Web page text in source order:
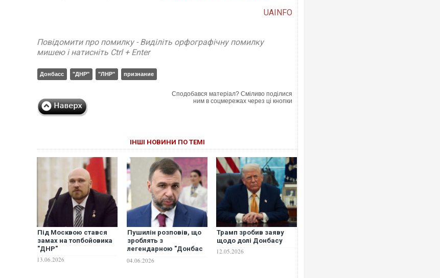
UAINFO
Повідомити про помилку - Виділіть орфографічну помилку
мишею і натисніть Ctrl + Enter
Донбасс "ДНР" "ЛНР" признание
Сподобався матеріал? Сміливо поділися
ним в соцмережах через ці кнопки
ІНШІ НОВИНИ ПО ТЕМІ
Під Москвою стався
замах на топбойовика
"ДНР"
13.06.2026
Пушилін розповів, що
зроблять з
легендарною "Донбас
"справжній донецький
04.06.2026
Трамп зробив заяву
щодо долі Донбасу
12.05.2026
Ворог
двоє
після
За 2000